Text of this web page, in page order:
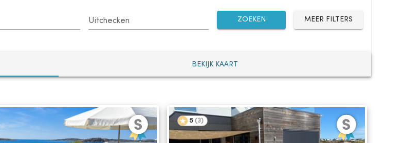
Uitchecken ZOEKEN MEER FILTERS
BEKIJK KAART
5 (3)